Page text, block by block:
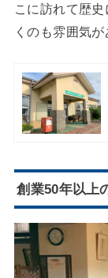
こに訪れて歴
くのも雰囲気が
創業50年以上